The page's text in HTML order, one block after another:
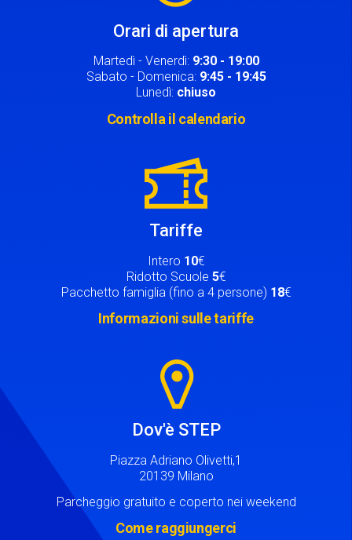
Orari di apertura
Martedì - Venerdì: 9:30 - 19:00
Sabato - Domenica: 9:45 - 19:45
Lunedì: chiuso
Controlla il calendario
Tariffe
Intero 10€
Ridotto Scuole 5€
Pacchetto famiglia (fino a 4 persone) 18€
Informazioni sulle tariffe
Dov'è STEP
Piazza Adriano Olivetti,1
20139 Milano
Parcheggio gratuito e coperto nei weekend
Come raggiungerci